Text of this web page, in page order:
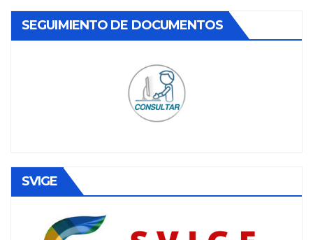
SEGUIMIENTO DE DOCUMENTOS
SVIGE